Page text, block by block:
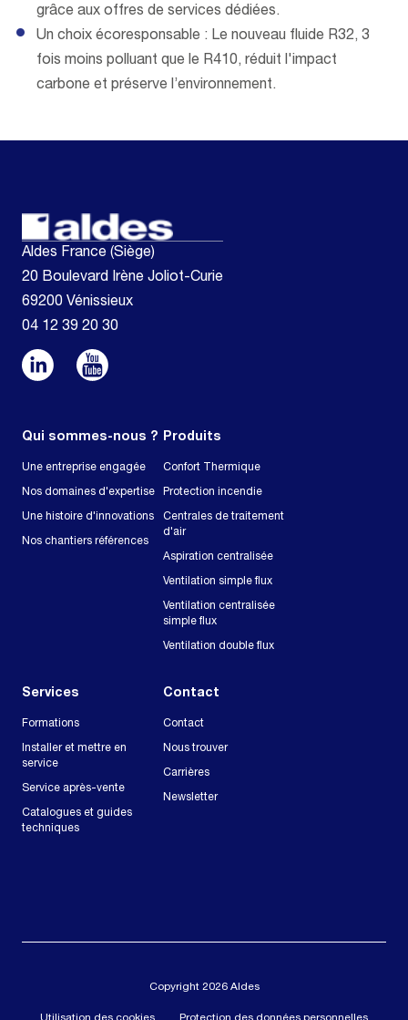
grâce aux offres de services dédiées.
Un choix écoresponsable : Le nouveau fluide R32, 3
fois moins polluant que le R410, réduit l'impact
carbone et préserve l’environnement.
Aldes France (Siège)
20 Boulevard Irène Joliot-Curie
69200 Vénissieux
04 12 39 20 30
Qui sommes-nous ?
Une entreprise engagée
Nos domaines d'expertise
Une histoire d'innovations
Nos chantiers références
Produits
Confort Thermique
Protection incendie
Centrales de traitement
d'air
Aspiration centralisée
Ventilation simple flux
Ventilation centralisée
simple flux
Ventilation double flux
Services
Formations
Installer et mettre en
service
Service après-vente
Catalogues et guides
techniques
Contact
Contact
Nous trouver
Carrières
Newsletter
Copyright 2026 Aldes